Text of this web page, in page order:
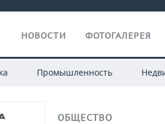
НОВОСТИ ФОТОГАЛЕРЕЯ
Промышленность
ОБЩЕСТВО